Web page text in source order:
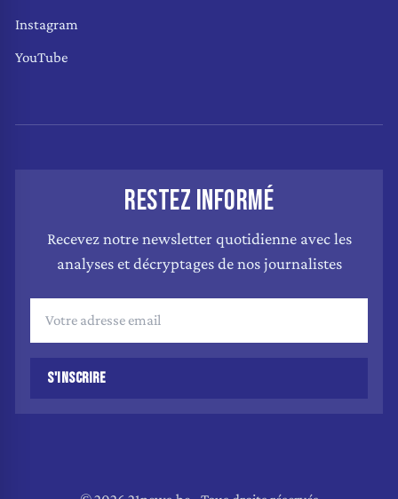
Instagram
YouTube
RESTEZ INFORMÉ
Recevez notre newsletter quotidienne avec les
analyses et décryptages de nos journalistes
S'INSCRIRE